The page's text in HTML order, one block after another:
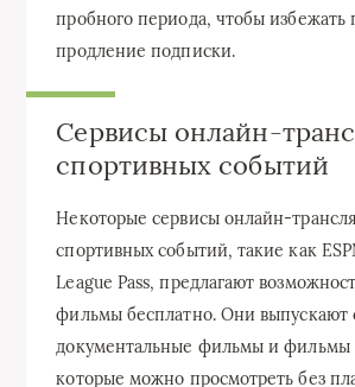
пробного периода, чтобы избежать
продление подписки.
Сервисы онлайн-
спортивных событий
Некоторые сервисы онлайн-
спортивных событий, такие как
League Pass, предлагают
фильмы бесплатно. Они выпускают
документальные фильмы и фильмы
которые можно просмотреть без